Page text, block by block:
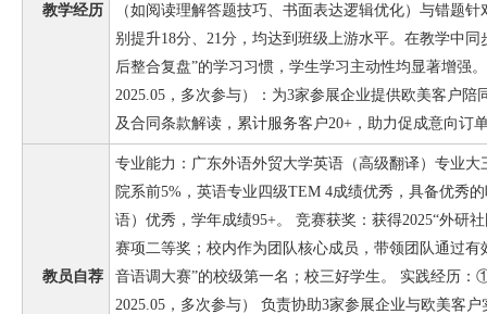
教学经历
（如阅读理解答题技巧、书面表达逻辑优化）与错题
别提升18分、21分，均达到班级上游水平。在教学中
后整合复盘”的学习习惯，学生学习主动性均显著增强
2025.05，多次参与）：为3家参展企业提供欧美客户
及合同条款解读，累计服务客户20+，助力促成意向订
教员自荐
专业能力：广东外语外贸大学英语（高级翻译）专业大
院系前5%，英语专业四级TEM 4成绩优秀，具备优秀
语）优秀，学年成绩95+。 竞赛获奖：获得2025“外研
赛项二等奖；校内作为团队核心成员，带领团队通过
音语调大赛”的校级第一名；校三好学生。 实践经历：
2025.05，多次参与） 负责协助3家参展企业与欧美客